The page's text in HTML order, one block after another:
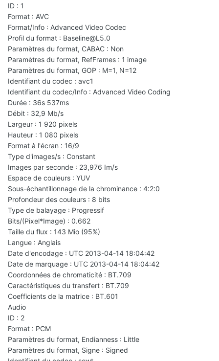
ID : 1
Format : AVC
Format/Info : Advanced Video Codec
Profil du format : Baseline@L5.0
Paramètres du format, CABAC : Non
Paramètres du format, RefFrames : 1 image
Paramètres du format, GOP : M=1, N=12
Identifiant du codec : avc1
Identifiant du codec/Info : Advanced Video Coding
Durée : 36s 537ms
Débit : 32,9 Mb/s
Largeur : 1 920 pixels
Hauteur : 1 080 pixels
Format à l'écran : 16/9
Type d'images/s : Constant
Images par seconde : 23,976 Im/s
Espace de couleurs : YUV
Sous-échantillonnage de la chrominance : 4:2:0
Profondeur des couleurs : 8 bits
Type de balayage : Progressif
Bits/(Pixel*Image) : 0.662
Taille du flux : 143 Mio (95%)
Langue : Anglais
Date d'encodage : UTC 2013-04-14 18:04:42
Date de marquage : UTC 2013-04-14 18:04:42
Coordonnées de chromaticité : BT.709
Caractéristiques du transfert : BT.709
Coefficients de la matrice : BT.601
Audio
ID : 2
Format : PCM
Paramètres du format, Endianness : Little
Paramètres du format, Signe : Signed